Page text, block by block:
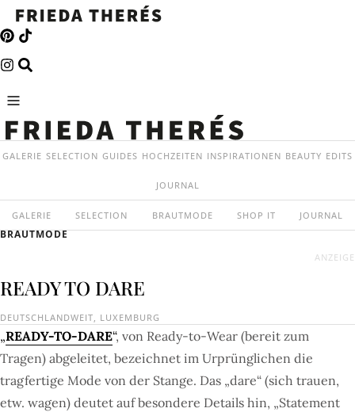
GALERIE SELECTION GUIDES HOCHZEITEN INSPIRATIONEN BEAUTY EDITS
JOURNAL
GALERIE SELECTION BRAUTMODE SHOP IT JOURNAL
BRAUTMODE
ANZEIGE
READY TO DARE
DEUTSCHLANDWEIT, LUXEMBURG
„READY-TO-DARE“, von Ready-to-Wear (bereit zum
Tragen) abgeleitet, bezeichnet im Urprünglichen die
tragfertige Mode von der Stange. Das „dare“ (sich trauen,
etw. wagen) deutet auf besondere Details hin, „Statement